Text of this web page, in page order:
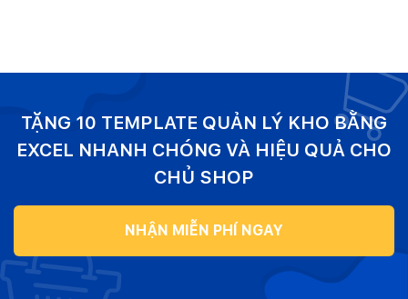
TẶNG 10 TEMPLATE QUẢN LÝ KHO BẰNG
EXCEL NHANH CHÓNG VÀ HIỆU QUẢ CHO
CHỦ SHOP
NHẬN MIỄN PHÍ NGAY